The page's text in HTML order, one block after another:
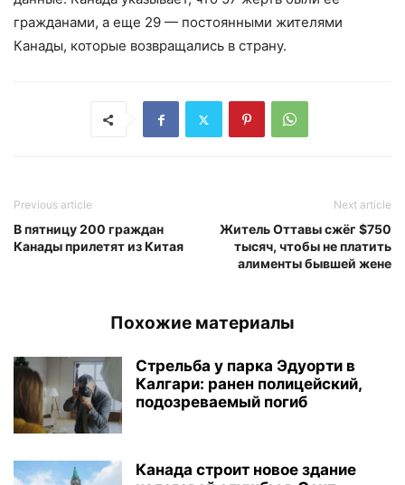
гражданами, а еще 29 — постоянными жителями
Канады, которые возвращались в страну.
Previous article
В пятницу 200 граждан
Канады прилетят из Китая
Next article
Житель Оттавы сжёг $750
тысяч, чтобы не платить
алименты бывшей жене
Похожие материалы
Стрельба у парка Эдуорти в
Калгари: ранен полицейский,
подозреваемый погиб
Канада строит новое здание